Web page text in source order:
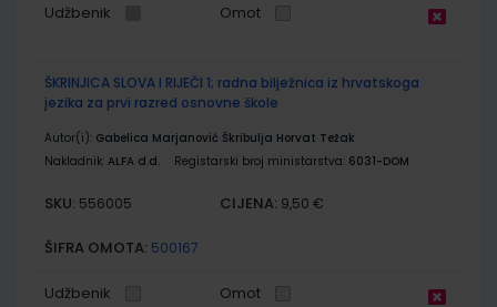
Udžbenik Omot
ŠKRINJICA SLOVA I RIJEČI 1; radna bilježnica iz hrvatskoga
jezika za prvi razred osnovne škole
Autor(i): Gabelica Marjanović Škribulja Horvat Težak
Nakladnik: ALFA d.d. Registarski broj ministarstva: 6031-DOM
SKU: 556005 CIJENA: 9,50 €
ŠIFRA OMOTA: 500167
Udžbenik Omot